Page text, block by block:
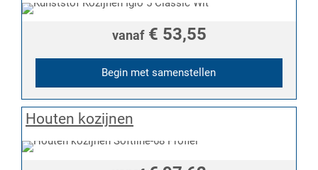
vanaf€ 53,55
Begin met samenstellen
Houten kozijnen